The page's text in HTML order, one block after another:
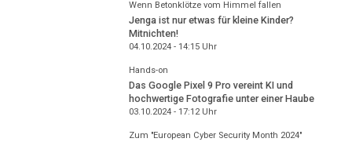
Wenn Betonklötze vom Himmel fallen
Jenga ist nur etwas für kleine Kinder?
Mitnichten!
04.10.2024 - 14:15Uhr
Hands-on
Das Google Pixel 9 Pro vereint KI und
hochwertige Fotografie unter einer Haube
03.10.2024 - 17:12Uhr
Zum "European Cyber Security Month 2024"